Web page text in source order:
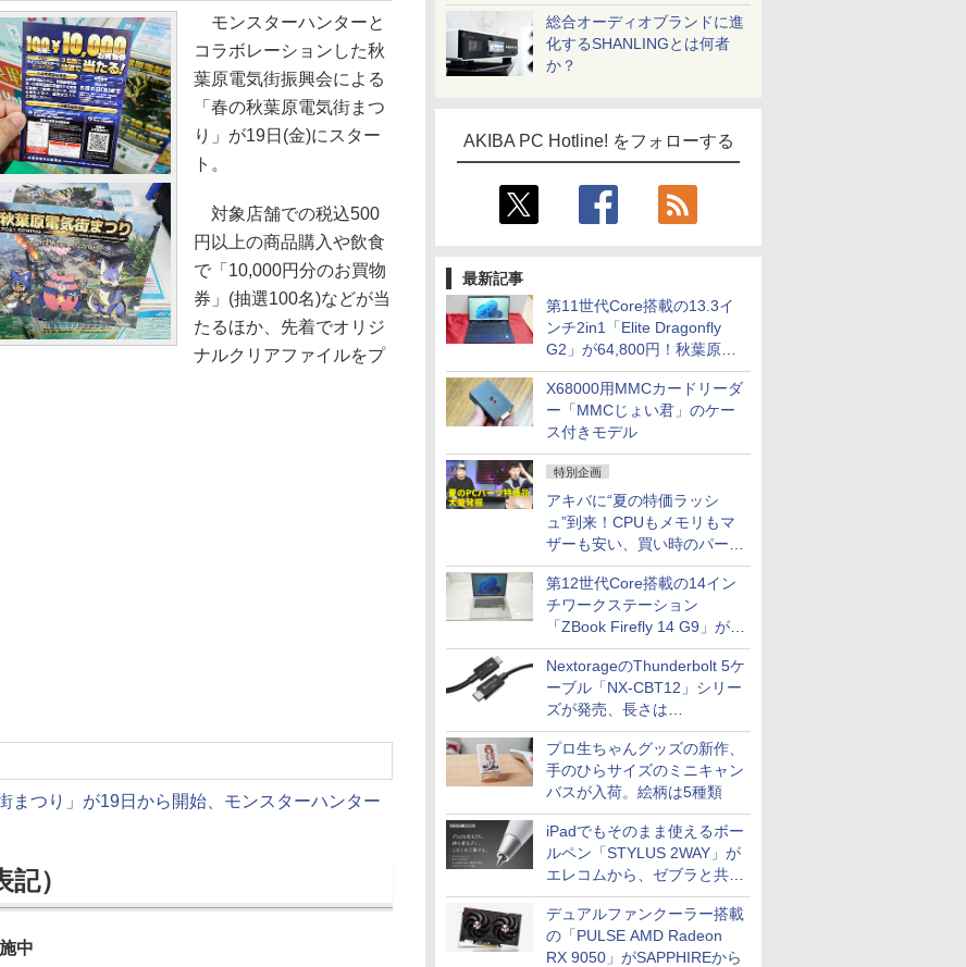
総合オーディオブランドに進
化するSHANLINGとは何者
か？
AKIBA PC Hotline! をフォローする
最新記事
第11世代Core搭載の13.3イ
ンチ2in1「Elite Dragonfly
G2」が64,800円！秋葉原で
中古PCセール
X68000用MMCカードリーダ
ー「MMCじょい君」のケー
ス付きモデル
特別企画
アキバに“夏の特価ラッシ
ュ”到来！CPUもメモリもマ
ザーも安い、買い時のパーツ
は？【8月7日(金)22時配信】
第12世代Core搭載の14イン
チワークステーション
「ZBook Firefly 14 G9」が
79,800円！秋葉原で中古PC
セール
NextorageのThunderbolt 5ケ
ーブル「NX-CBT12」シリー
ズが発売、長さは
30cm/50cm/1mの3種類
プロ生ちゃんグッズの新作、
手のひらサイズのミニキャン
バスが入荷。絵柄は5種類
iPadでもそのまま使えるボー
ルペン「STYLUS 2WAY」が
エレコムから、ゼブラと共同
開発
デュアルファンクーラー搭載
の「PULSE AMD Radeon
RX 9050」がSAPPHIREから
モンスターハンターと
コラボレーションした秋
葉原電気街振興会による
「春の秋葉原電気街まつ
り」が19日(金)にスター
ト。
対象店舗での税込500
円以上の商品購入や飲食
で「10,000円分のお買物
券」(抽選100名)などが当
たるほか、先着でオリジ
ナルクリアファイルをプ
まつり」が19日から開始、モンスターハンター
記）
中